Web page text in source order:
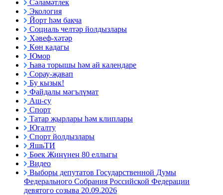
Сәламәтлек
Экология
Йорт һәм бакча
Социаль челтәр йолдызлары
Хәвеф-хәтәр
Көн кадагы
Юмор
Һава торышы һәм ай календаре
Сорау-җавап
Бу кызык!
Файдалы мәгълүмат
Аш-су
Спорт
Татар җырлары һәм клиплары
Югалту
Спорт йолдызлары
ЯшьТИ
Бөек Җиңүнең 80 еллыгы
Видео
Выборы депутатов Государственной Думы
Федерального Собрания Российской Федерации
девятого созыва 20.09.2026